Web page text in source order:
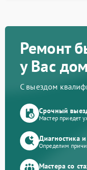
Ремонт
у Вас
С выездом
Срочный
Мастер приедет
Диагностика
Определим
Мастера со